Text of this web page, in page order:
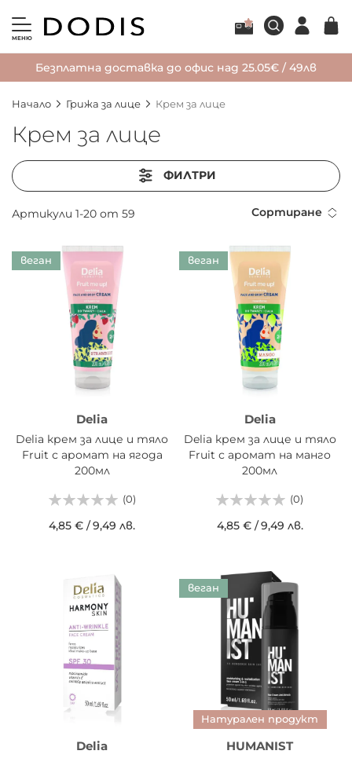
МЕНЮ
Безплатна доставка до офис над 25.05€ / 49лв
Начало Грижа за лице Крем за лице
Крем за лице
ФИЛТРИ
Артикули 1-20 от 59 Сортиране
веган
Delia
Delia крем за лице и тяло
Fruit с аромат на ягода
200мл
(0)
4,85 € /9,49 лв.
веган
Delia
Delia крем за лице и тяло
Fruit с аромат на манго
200мл
(0)
4,85 €/9,49 лв.
Delia
веган
Натурален продукт
HUMANIST